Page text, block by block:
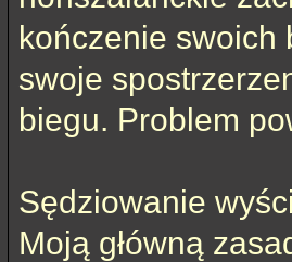
kończenie swoich
swoje
biegu. Problem
Sędziowanie
Moją główną